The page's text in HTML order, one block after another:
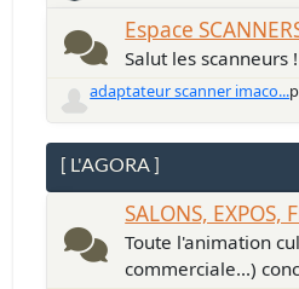
Espace
Salut les scanneurs !
adaptateur scanner imaco...
[ L'AGORA ]
SALONS, EXPOS,
Toute l'animation
commerciale...)